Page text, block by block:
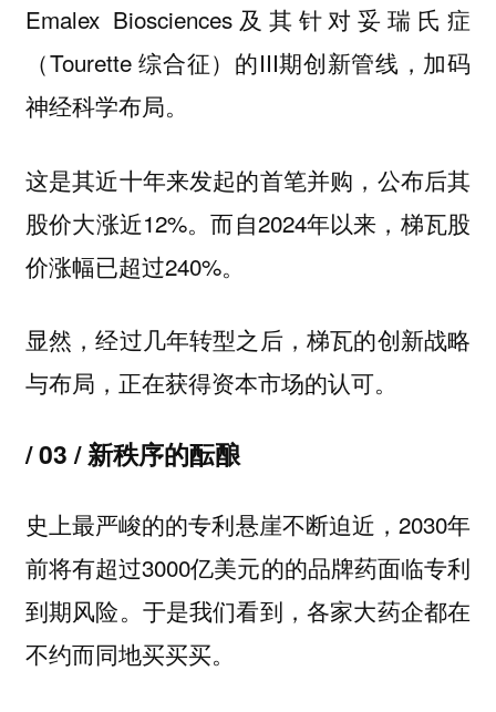
Emalex Biosciences及其针对妥瑞氏症
（Tourette 综合征）的III期创新管线，加码
神经科学布局。
这是其近十年来发起的首笔并购，公布后其
股价大涨近12%。而自2024年以来，梯瓦股
价涨幅已超过240%。
显然，经过几年转型之后，梯瓦的创新战略
与布局，正在获得资本市场的认可。
/ 03 / 新秩序的酝酿
史上最严峻的的专利悬崖不断迫近，2030年
前将有超过3000亿美元的的品牌药面临专利
到期风险。于是我们看到，各家大药企都在
不约而同地买买买。